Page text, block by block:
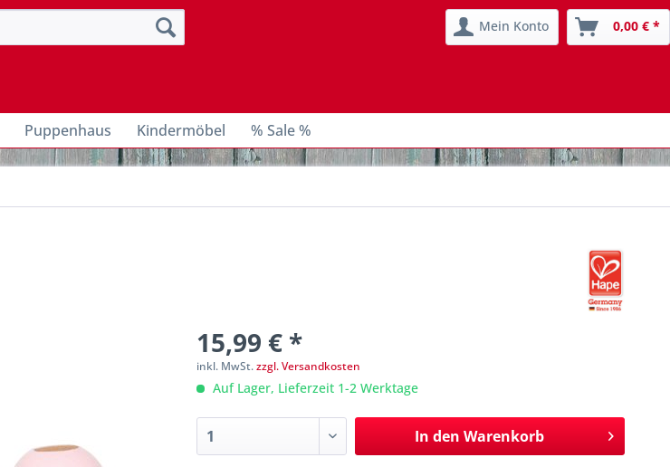
Mein Konto 0,00 € *
Puppenhaus Kindermöbel % Sale %
15,99 € *
inkl. MwSt.zzgl. Versandkosten
Auf Lager, Lieferzeit 1-2 Werktage
In den Warenkorb